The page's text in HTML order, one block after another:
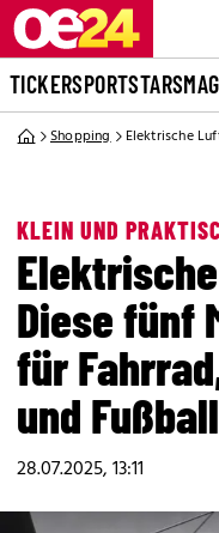
TICKERSPORTSTARS
Shopping Elektrische
KLEIN UND
Diese fünf
für
und Fußball
28.07.2025, 13:11